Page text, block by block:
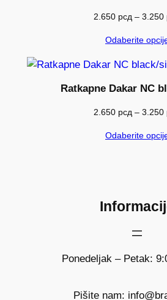
2.650 рсд – 3.250
Odaberite
Ratkapne Dakar NC
2.650 рсд – 3.250
Odaberite
Ponedeljak – Petak:
Pišite nam: